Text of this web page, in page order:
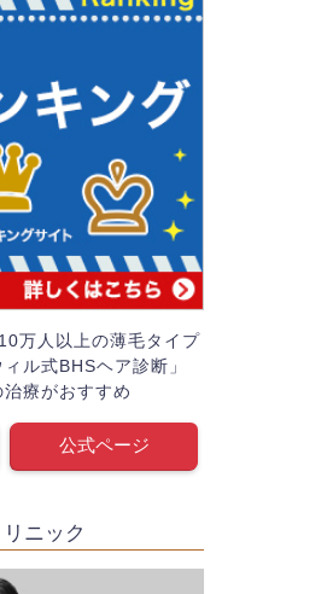
万人以上の薄毛タイプ
ル式BHSヘア診断」
療がおすすめ
公式ページ
ニック